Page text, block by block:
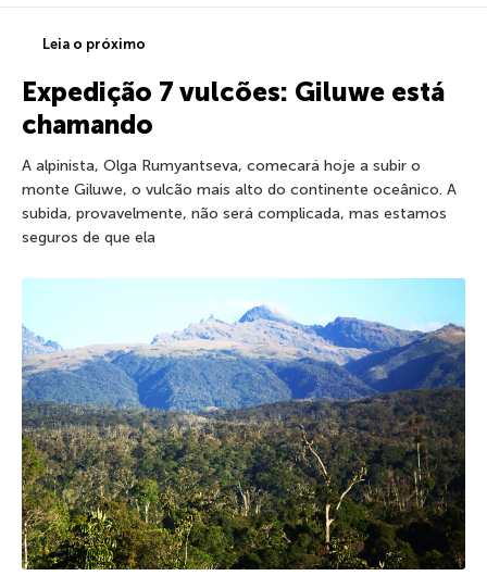
Leia o próximo
Expedição 7 vulcões: Giluwe está
chamando
A alpinista, Olga Rumyantseva, comecará hoje a subir o
monte Giluwe, o vulcão mais alto do continente oceânico. A
subida, provavelmente, não será complicada, mas estamos
seguros de que ela